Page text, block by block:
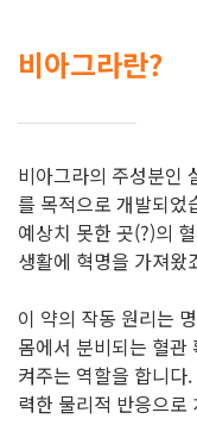
비아그라란?
비아그라의 주성분인
를 목적으로 개발되었
예상치 못한 곳(?)의
생활에 혁명을 가져왔
이 약의 작동 원리는
몸에서 분비되는 혈관
켜주는 역할을 합니다
력한 물리적 반응으